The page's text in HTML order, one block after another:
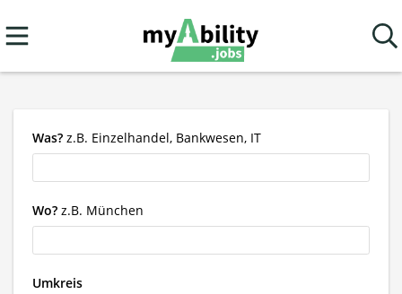
Was? z.B. Einzelhandel, Bankwesen, IT
Wo? z.B. München
Umkreis